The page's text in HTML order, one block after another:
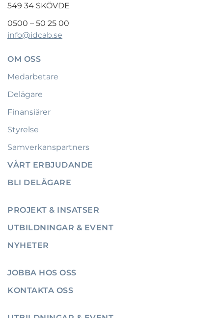
549 34 SKÖVDE
0500 – 50 25 00
info@idcab.se
OM OSS
Medarbetare
Delägare
Finansiärer
Styrelse
Samverkanspartners
VÅRT ERBJUDANDE
BLI DELÄGARE
PROJEKT & INSATSER
UTBILDNINGAR & EVENT
NYHETER
JOBBA HOS OSS
KONTAKTA OSS